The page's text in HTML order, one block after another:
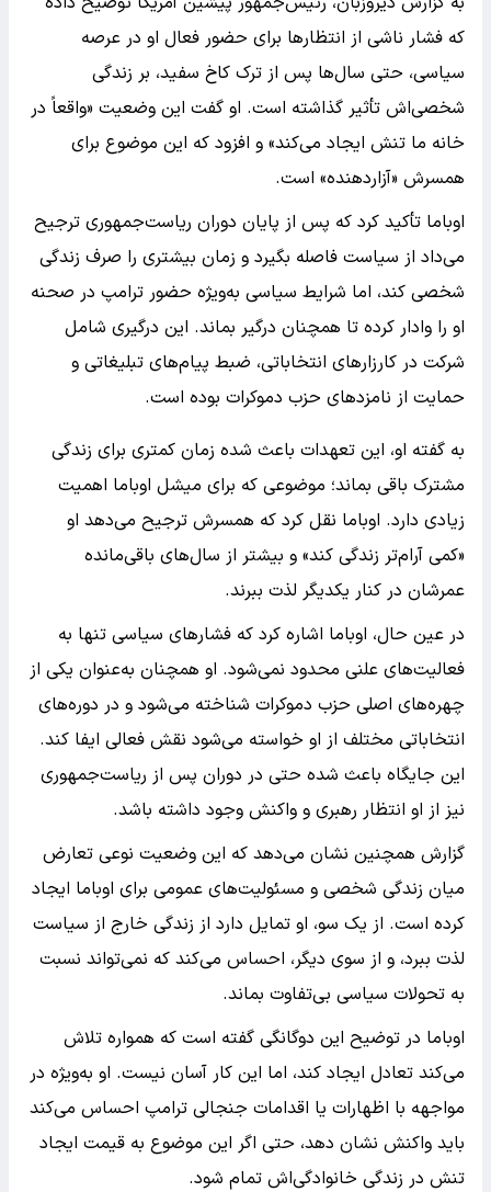
که فشار ناشی از انتظارها برای حضور فعال او در عرصه
سیاسی، حتی سال‌ها پس از ترک کاخ سفید، بر زندگی
شخصی‌اش تأثیر گذاشته است. او گفت این وضعیت «واقعاً در
خانه ما تنش ایجاد می‌کند» و افزود که این موضوع برای
همسرش «آزاردهنده» است.
اوباما تأکید کرد که پس از پایان دوران ریاست‌جمهوری ترجیح
می‌داد از سیاست فاصله بگیرد و زمان بیشتری را صرف زندگی
شخصی کند، اما شرایط سیاسی به‌ویژه حضور ترامپ در صحنه
او را وادار کرده تا همچنان درگیر بماند. این درگیری شامل
شرکت در کارزارهای انتخاباتی، ضبط پیام‌های تبلیغاتی و
حمایت از نامزدهای حزب دموکرات بوده است.
به گفته او، این تعهدات باعث شده زمان کمتری برای زندگی
مشترک باقی بماند؛ موضوعی که برای میشل اوباما اهمیت
زیادی دارد. اوباما نقل کرد که همسرش ترجیح می‌دهد او
«کمی آرام‌تر زندگی کند» و بیشتر از سال‌های باقی‌مانده
عمرشان در کنار یکدیگر لذت ببرند.
در عین حال، اوباما اشاره کرد که فشارهای سیاسی تنها به
فعالیت‌های علنی محدود نمی‌شود. او همچنان به‌عنوان یکی از
چهره‌های اصلی حزب دموکرات شناخته می‌شود و در دوره‌های
انتخاباتی مختلف از او خواسته می‌شود نقش فعالی ایفا کند.
این جایگاه باعث شده حتی در دوران پس از ریاست‌جمهوری
نیز از او انتظار رهبری و واکنش وجود داشته باشد.
گزارش همچنین نشان می‌دهد که این وضعیت نوعی تعارض
میان زندگی شخصی و مسئولیت‌های عمومی برای اوباما ایجاد
کرده است. از یک سو، او تمایل دارد از زندگی خارج از سیاست
لذت ببرد، و از سوی دیگر، احساس می‌کند که نمی‌تواند نسبت
به تحولات سیاسی بی‌تفاوت بماند.
اوباما در توضیح این دوگانگی گفته است که همواره تلاش
می‌کند تعادل ایجاد کند، اما این کار آسان نیست. او به‌ویژه در
مواجهه با اظهارات یا اقدامات جنجالی ترامپ احساس می‌کند
باید واکنش نشان دهد، حتی اگر این موضوع به قیمت ایجاد
تنش در زندگی خانوادگی‌اش تمام شود.